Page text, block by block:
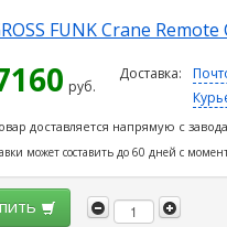
FUNK Crane
руб.
Доставка:
доставляется напрямую с
может составить до 60 дней с